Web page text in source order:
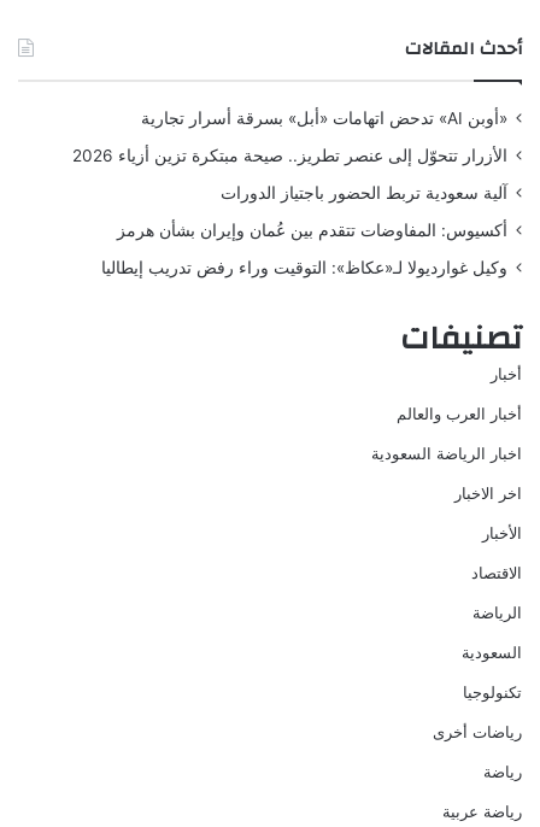
أحدث المقالات
«أوبن AI» تدحض اتهامات «أبل» بسرقة أسرار تجارية
الأزرار تتحوّل إلى عنصر تطريز.. صيحة مبتكرة تزين أزياء 2026
آلية سعودية تربط الحضور باجتياز الدورات
أكسيوس: المفاوضات تتقدم بين عُمان وإيران بشأن هرمز
وكيل غوارديولا لـ«عكاظ»: التوقيت وراء رفض تدريب إيطاليا
تصنيفات
أخبار
أخبار العرب والعالم
اخبار الرياضة السعودية
اخر الاخبار
الأخبار
الاقتصاد
الرياضة
السعودية
تكنولوجيا
رياضات أخرى
رياضة
رياضة عربية